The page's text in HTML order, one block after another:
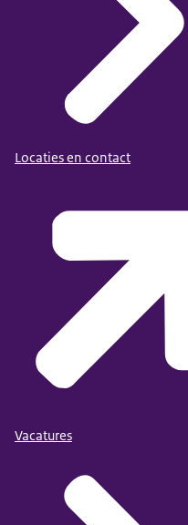
Locaties en contact
Vacatures